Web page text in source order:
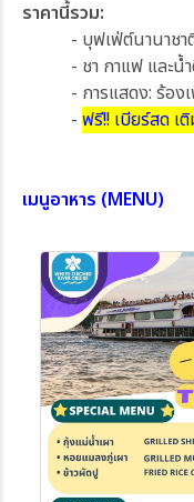
ราคานี้รวม:
- บุฟเฟ่ต์นานาชาติ
- ชา กาแฟ และน้ำ
- การแสดง: ร้องเ
- ฟรี!! เบียร์สด เ
เมนูอาหาร (MENU)